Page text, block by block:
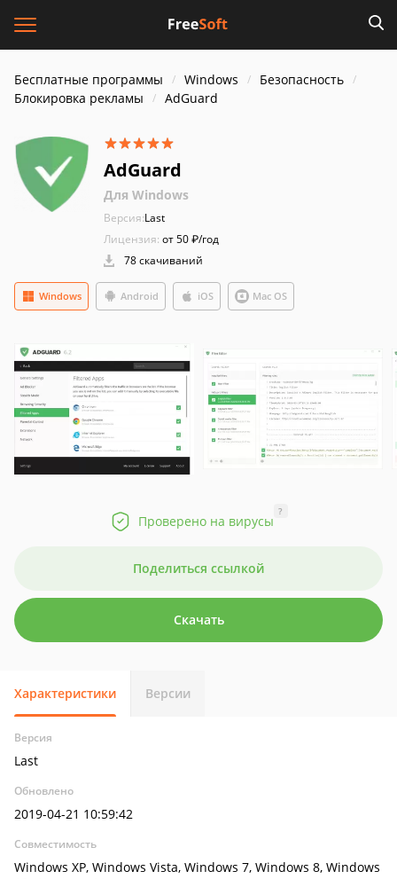
Бесплатные программы Windows
Безопасность
Блокировка рекламы
AdGuard
AdGuard
Для Windows
Версия:Last
Лицензия: от 50 ₽/год
78 скачиваний
Android iOS
Windows Mac OS
Проверено на вирусы
?
Поделиться ссылкой
Скачать
Характеристики Версии
Версия
Last
Обновлено
2019-04-21 10:59:42
Совместимость
Windows XP, Windows Vista, Windows 7, Windows 8, Windows